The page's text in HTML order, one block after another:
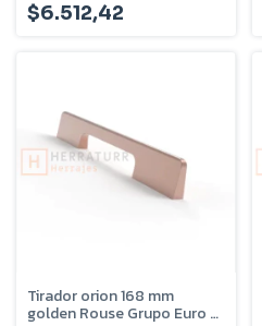
$6.512,42
Tirador orion 168 mm
golden Rouse Grupo Euro -